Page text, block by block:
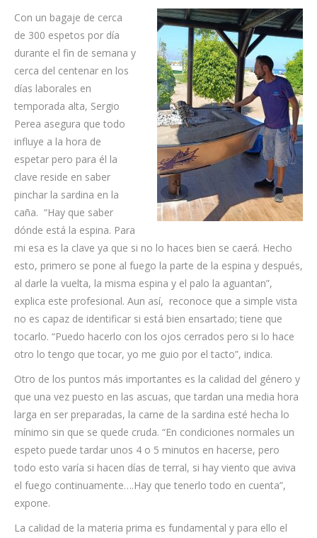
Con un bagaje de cerca
de 300 espetos por día
durante el fin de semana y
cerca del centenar en los
días laborales en
temporada alta, Sergio
Perea asegura que todo
influye a la hora de
espetar pero para él la
clave reside en saber
pinchar la sardina en la
caña. “Hay que saber
dónde está la espina. Para
mi esa es la clave ya que si no lo haces bien se caerá. Hecho
esto, primero se pone al fuego la parte de la espina y después,
al darle la vuelta, la misma espina y el palo la aguantan”,
explica este profesional. Aun así, reconoce que a simple vista
no es capaz de identificar si está bien ensartado; tiene que
tocarlo. “Puedo hacerlo con los ojos cerrados pero si lo hace
otro lo tengo que tocar, yo me guio por el tacto”, indica.
Otro de los puntos más importantes es la calidad del género y
que una vez puesto en las ascuas, que tardan una media hora
larga en ser preparadas, la carne de la sardina esté hecha lo
mínimo sin que se quede cruda. “En condiciones normales un
espeto puede tardar unos 4 o 5 minutos en hacerse, pero
todo esto varía si hacen días de terral, si hay viento que aviva
el fuego continuamente….Hay que tenerlo todo en cuenta”,
expone.
La calidad de la materia prima es fundamental y para ello el